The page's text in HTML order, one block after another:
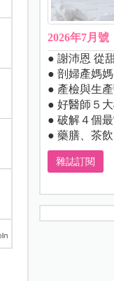
2026年7月號
● 謝沛恩 從
● 剖婦產媽
● 產檢與生
● 好醫師５
● 破解４個
● 藥膳、茶
雜誌訂閱